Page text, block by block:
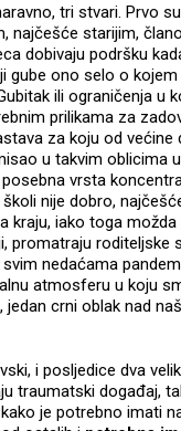
tri stvari. Prvo
najčešće starijim,
dobivaju podršku
gube ono selo o
ili ograničenja u
prilikama za
za koju od većine
u takvim oblicima
vrsta
nije dobro,
kraju, iako toga
promatraju roditeljske
nedaćama
atmosferu u koju
crni oblak nad
i posljedice dva
traumatski događaj,
je potrebno imati